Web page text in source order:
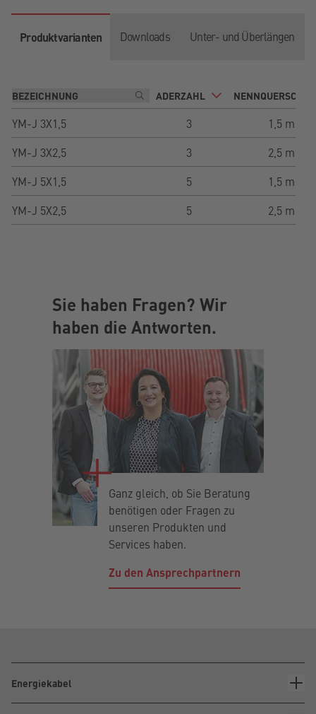
Produktvarianten Downloads Unter- und Überlängen
ADERZAHL
YM-J 3X1,5 3
1,5 mm²
YM-J 3X2,5
3
2,5 mm²
YM-J 5X1,5
5
1,5 mm²
YM-J 5X2,5
5 2,5 mm²
Sie haben Fragen? Wir
haben die Antworten.
Ganz gleich, ob Sie Beratung
benötigen oder Fragen zu
unseren Produkten und
Services haben.
Zu den Ansprechpartnern
Energiekabel